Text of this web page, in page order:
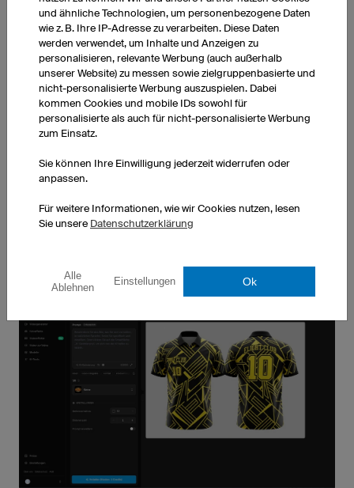
MOTOCROSS TRIKOTS
Mehr erfahren
MOUNTAINBIKETRIKOTS
Mehr erfahren
und ähnliche Technologien, um personenbezogene Daten
wie z. B. Ihre IP-Adresse zu verarbeiten. Diese Daten
werden verwendet, um Inhalte und Anzeigen zu
personalisieren, relevante Werbung (auch außerhalb
unserer Website) zu messen sowie zielgruppenbasierte und
nicht-personalisierte Werbung auszuspielen. Dabei
kommen Cookies und mobile IDs sowohl für
personalisierte als auch für nicht-personalisierte Werbung
zum Einsatz.
Sie können Ihre Einwilligung jederzeit widerrufen oder
anpassen.
Für weitere Informationen, wie wir Cookies nutzen, lesen
Sie unsere Datenschutzerklärung
Alle
Ablehnen
Einstellungen Ok